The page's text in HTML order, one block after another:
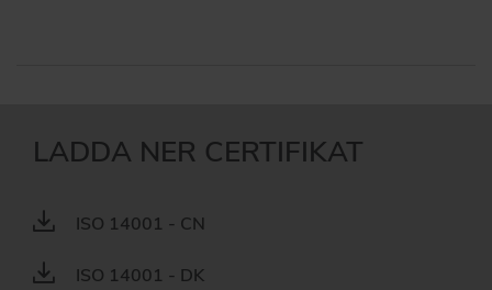
LADDA NER CERTIFIKAT
ISO 14001 - CN
ISO 14001 - DK